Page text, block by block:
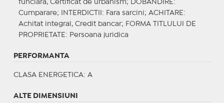
funciara, Certificat de urbanism;
DOBANDIRE :
Cumparare;
INTERDICTII : Fara sarcini; ACHITARE :
Achitat integral, Credit bancar; FORMA TITLULUI DE
PROPRIETATE : Persoana juridica
PERFORMANTA
CLASA ENERGETICA: A
ALTE DIMENSIUNI